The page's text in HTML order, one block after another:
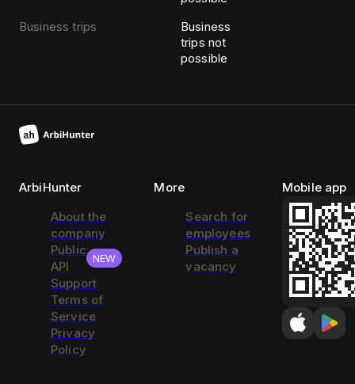
Business trips
Business
trips not
possible
ArbiHunter
About the
company
Public
API
NEW
Support
Terms of
Service
Privacy
Policy
More
Search for
employees
Publish a
vacancy
Mobile app